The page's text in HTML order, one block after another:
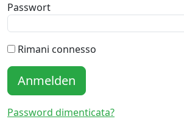
Passwort
Rimani connesso
Anmelden
Password dimenticata?